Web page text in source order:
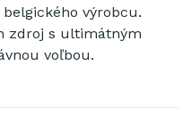
výrobcu.
zdroj s ultimátným
voľbou.